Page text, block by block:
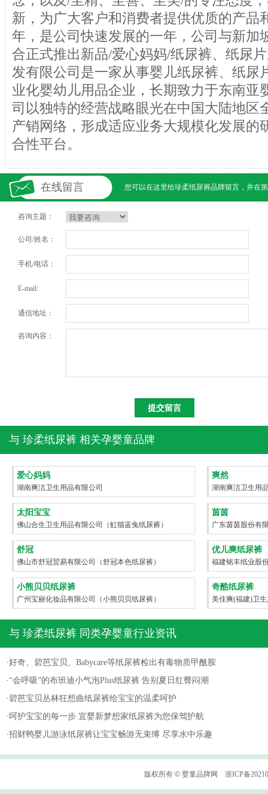
新，为广大客户和消费者提供优质的产品
年，是公司快速发展的一年，公司与新加
合正式推出新品/爱心妈妈/纸尿裤、纸尿
发有限公司是一家从事婴儿纸尿裤、纸尿
业化婴幼儿用品企业，长期致力于东南亚
司以独特的经营战略眼光在中国大陆地区
产销网络，形成适应业务大规模化发展的
合性平台。
在线留言 您可以在这里给珍柔纸尿裤品牌留言，并在
咨询主题：
公司/姓名：
手机/电话：
E-mail:
通信地址：
咨询内容：
与 珍柔纸尿裤 相关孕婴童品牌
爱心妈妈
湖南爽洁卫生用品有限公司
爽然
湖南爽洁卫生用
太阳宝宝
佛山合生卫生用品有限公司（虹猫蓝兔纸尿裤）
茵茵
广东茵茵股份有
舒冠
佛山市舒冠贸易有限公司（舒冠本色纸尿裤）
优儿爽纸尿裤
福建铭丰纸业股
小熊贝贝纸尿裤
广州宝丽化妆品有限公司（小熊贝贝纸尿裤）
奇酷纸尿裤
美佳爽(福建)卫
与 珍柔纸尿裤 同类孕婴童行业资讯
·好奇、碧芭宝贝、Babycare等纸尿裤检出有毒物质甲酰胺
·“会呼吸”的布班迪小气泡Plus纸尿裤 告别夏日红臀闷潮
·碧芭宝贝丛林狂想曲纸尿裤给宝宝的温柔呵护
·呵护宝宝的每一步 宜婴新梦想家纸尿裤为您保驾护航
·招财鸭婴儿游泳纸尿裤让宝宝畅游无束缚 尽享水中乐趣
版权所有 ©婴童品牌网浙ICP备